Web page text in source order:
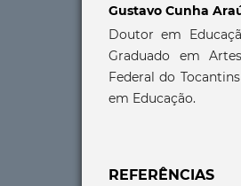
Gustavo Cunha
Doutor em
Graduado em
Federal do
em Educação.
REFERÊNCIAS